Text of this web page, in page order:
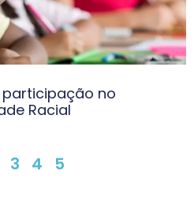
participação no
Racial
3 4 5